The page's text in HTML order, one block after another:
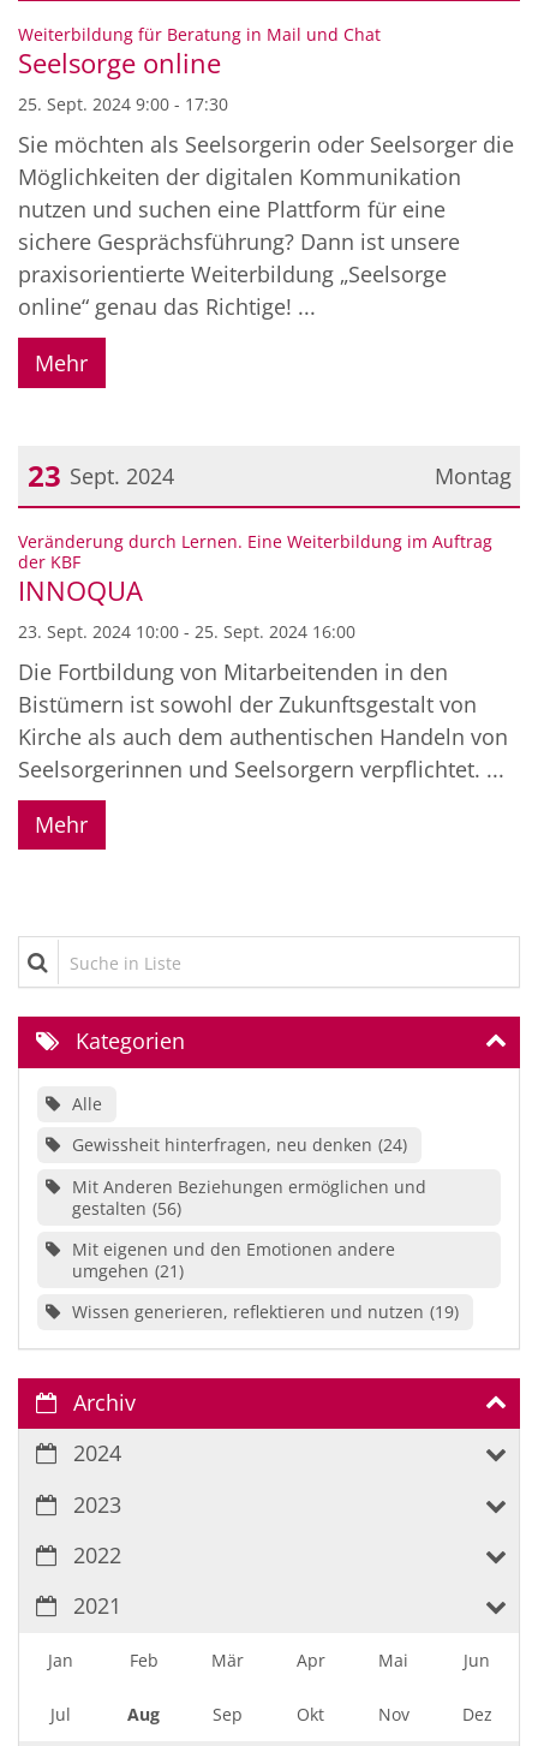
Datum: 25. September 2024
Weiterbildung für Beratung in Mail und Chat:
Seelsorge online
25. Sept. 2024 9:00 - 17:30
Sie möchten als Seelsorgerin oder Seelsorger die
Möglichkeiten der digitalen Kommunikation
nutzen und suchen eine Plattform für eine
sichere Gesprächsführung? Dann ist unsere
praxisorientierte Weiterbildung „Seelsorge
online“ genau das Richtige! ...
Mehr
Montag
23 Sept. 2024
Datum: 23. September 2024
Veränderung durch Lernen. Eine Weiterbildung im Auftrag
der KBF:
INNOQUA
23. Sept. 2024 10:00 - 25. Sept. 2024 16:00
Die Fortbildung von Mitarbeitenden in den
Bistümern ist sowohl der Zukunftsgestalt von
Kirche als auch dem authentischen Handeln von
Seelsorgerinnen und Seelsorgern verpflichtet. ...
Mehr
Suche in Liste
Kategorien
Alle
Gewissheit hinterfragen, neu denken 24
Mit Anderen Beziehungen ermöglichen und
gestalten 56
Mit eigenen und den Emotionen andere
umgehen 21
Wissen generieren, reflektieren und nutzen 19
Archiv
2024
2023
2022
2021
Jan Feb Mär Apr Mai Jun
Jul Aug Sep Okt Nov Dez